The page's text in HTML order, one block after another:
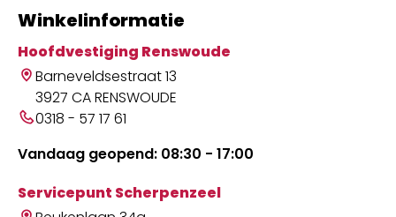
Winkelinformatie
Hoofdvestiging Renswoude
Barneveldsestraat 13
3927 CA RENSWOUDE
0318 - 57 17 61
Vandaag geopend: 08:30 - 17:00
Servicepunt Scherpenzeel